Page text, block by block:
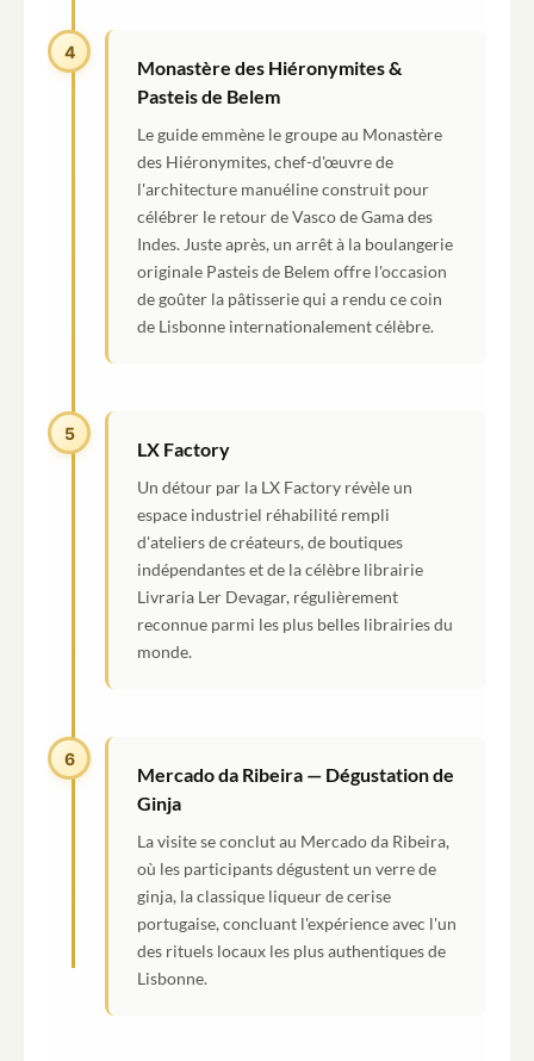
4
Monastère des Hiéronymites &
Pasteis de Belem
Le guide emmène le groupe au Monastère
des Hiéronymites, chef-d'œuvre de
l'architecture manuéline construit pour
célébrer le retour de Vasco de Gama des
Indes. Juste après, un arrêt à la boulangerie
originale Pasteis de Belem offre l'occasion
de goûter la pâtisserie qui a rendu ce coin
de Lisbonne internationalement célèbre.
5
LX Factory
Un détour par la LX Factory révèle un
espace industriel réhabilité rempli
d'ateliers de créateurs, de boutiques
indépendantes et de la célèbre librairie
Livraria Ler Devagar, régulièrement
reconnue parmi les plus belles librairies du
monde.
6
Mercado da Ribeira — Dégustation de
Ginja
La visite se conclut au Mercado da Ribeira,
où les participants dégustent un verre de
ginja, la classique liqueur de cerise
portugaise, concluant l'expérience avec l'un
des rituels locaux les plus authentiques de
Lisbonne.